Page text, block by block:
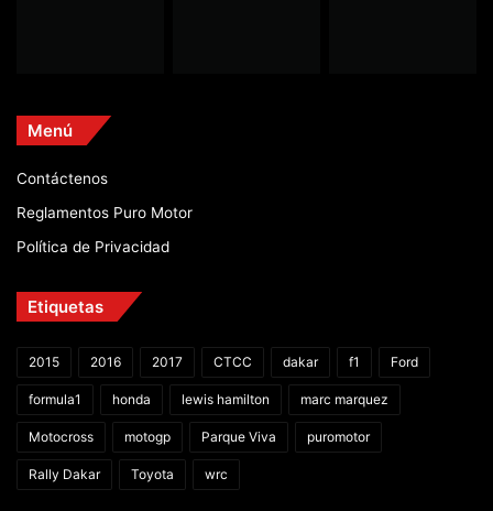
Menú
Contáctenos
Reglamentos Puro Motor
Política de Privacidad
Etiquetas
2015 2016 2017 CTCC dakar f1 Ford
formula1 honda lewis hamilton marc marquez
Motocross motogp Parque Viva puromotor
Rally Dakar Toyota wrc